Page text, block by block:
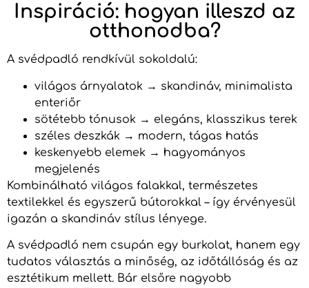
Inspiráció: hogyan illeszd az
otthonodba?
A svédpadló rendkívül sokoldalú:
világos árnyalatok → skandináv, minimalista
enteriőr
sötétebb tónusok → elegáns, klasszikus terek
széles deszkák → modern, tágas hatás
keskenyebb elemek → hagyományos
megjelenés
Kombinálható világos falakkal, természetes
textilekkel és egyszerű bútorokkal – így érvényesül
igazán a skandináv stílus lényege.
A svédpadló nem csupán egy burkolat, hanem egy
tudatos választás a minőség, az időtállóság és az
esztétikum mellett. Bár elsőre nagyobb